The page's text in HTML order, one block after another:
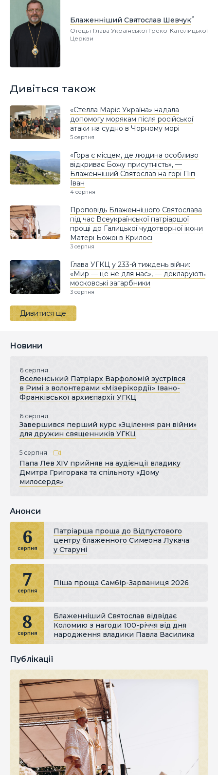
Блаженніший Святослав Шевчук
Отець і Глава Української Греко-Католицької
Церкви
Дивіться також
«Стелла Маріс Україна» надала
допомогу морякам після російської
атаки на судно в Чорному морі
5 серпня
«Гора є місцем, де людина особливо
відкриває Божу присутність», —
Блаженніший Святослав на горі Піп
Іван
4 серпня
Проповідь Блаженнішого Святослава
під час Всеукраїнської патріаршої
прощі до Галицької чудотворної ікони
Матері Божої в Крилосі
3 серпня
Глава УГКЦ у 233-й тиждень війни:
«Мир — це не для нас», — декларують
московські загарбники
3 серпня
Дивитися ще
Новини
6 серпня
Вселенський Патріарх Варфоломій зустрівся
в Римі з волонтерами «Мізерікордії» Івано-
Франківської архиєпархії УГКЦ
6 серпня
Завершився перший курс «Зцілення ран війни»
для дружин священників УГКЦ
5 серпня
Папа Лев XIV прийняв на аудієнції владику
Дмитра Григорака та спільноту «Дому
милосердя»
Анонси
6
серпня
Патріарша проща до Відпустового
центру блаженного Симеона Лукача
у Старуні
7
серпня
Піша проща Самбір-Зарваниця 2026
8
серпня
Блаженніший Святослав відвідає
Коломию з нагоди 100-річчя від дня
народження владики Павла Василика
Публікації